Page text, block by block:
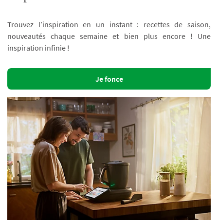
Trouvez l’inspiration en un instant : recettes de saison,
nouveautés chaque semaine et bien plus encore ! Une
inspiration infinie !
Je fonce